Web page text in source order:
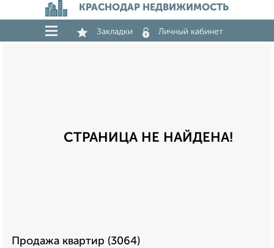
КРАСНОДАР НЕДВИЖИМОСТЬ
Закладки Личный кабинет
СТРАНИЦА НЕ НАЙДЕНА!
Продажа квартир (3064)